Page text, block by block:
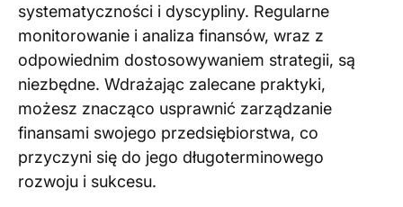
systematyczności i dyscypliny. Regularne
monitorowanie i analiza finansów, wraz z
odpowiednim dostosowywaniem strategii, są
niezbędne. Wdrażając zalecane praktyki,
możesz znacząco usprawnić zarządzanie
finansami swojego przedsiębiorstwa, co
przyczyni się do jego długoterminowego
rozwoju i sukcesu.